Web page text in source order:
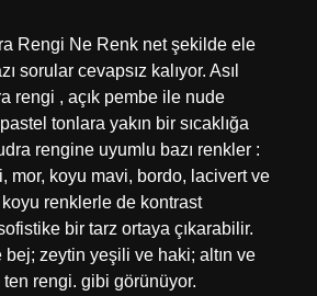
Rengi Ne Renk net şekilde ele
sorular cevapsız kalıyor. Asıl
rengi , açık pembe ile nude
tonlara yakın bir sıcaklığa
rengine uyumlu bazı renkler :
mor, koyu mavi, bordo, lacivert ve
renklerle de kontrast
bir tarz ortaya çıkarabilir.
bej; zeytin yeşili ve haki; altın ve
rengi. gibi görünüyor.